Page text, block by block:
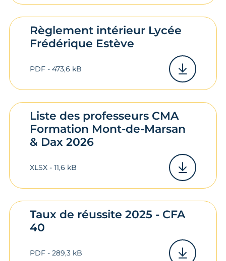
Règlement intérieur Lycée
Frédérique Estève
PDF - 473,6 kB
Liste des professeurs CMA
Formation Mont-de-Marsan
& Dax 2026
XLSX - 11,6 kB
Taux de réussite 2025 - CFA
40
PDF - 289,3 kB